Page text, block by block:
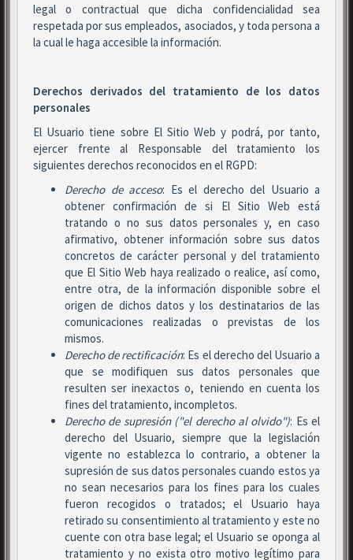
legal o contractual que dicha confidencialidad sea
respetada por sus empleados, asociados, y toda persona a
la cual le haga accesible la información.
Derechos derivados del tratamiento de los datos
personales
El Usuario tiene sobre El Sitio Web y podrá, por tanto,
ejercer frente al Responsable del tratamiento los
siguientes derechos reconocidos en el RGPD:
Derecho de acceso: Es el derecho del Usuario a
obtener confirmación de si El Sitio Web está
tratando o no sus datos personales y, en caso
afirmativo, obtener información sobre sus datos
concretos de carácter personal y del tratamiento
que El Sitio Web haya realizado o realice, así como,
entre otra, de la información disponible sobre el
origen de dichos datos y los destinatarios de las
comunicaciones realizadas o previstas de los
mismos.
Derecho de rectificación: Es el derecho del Usuario a
que se modifiquen sus datos personales que
resulten ser inexactos o, teniendo en cuenta los
fines del tratamiento, incompletos.
Derecho de supresión ("el derecho al olvido"): Es el
derecho del Usuario, siempre que la legislación
vigente no establezca lo contrario, a obtener la
supresión de sus datos personales cuando estos ya
no sean necesarios para los fines para los cuales
fueron recogidos o tratados; el Usuario haya
retirado su consentimiento al tratamiento y este no
cuente con otra base legal; el Usuario se oponga al
tratamiento y no exista otro motivo legítimo para